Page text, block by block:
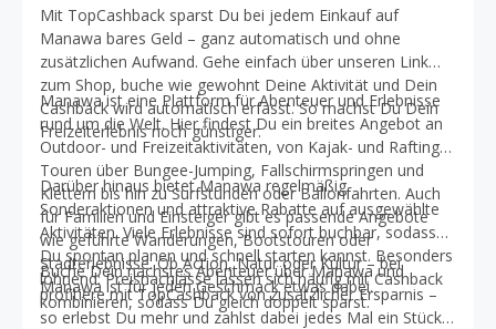
Mit TopCashback sparst Du bei jedem Einkauf auf
Manawa bares Geld – ganz automatisch und ohne
zusätzlichen Aufwand. Gehe einfach über unseren Link
zum Shop, buche wie gewohnt Deine Aktivität und Dein
Cashback wird automatisch erfasst. So machst Du Dein
Freizeiterlebnis noch günstiger.
Manawa ist eine Plattform für Abenteuer und Erlebnisse
rund um die Welt. Hier findest Du ein breites Angebot an
Outdoor- und Freizeitaktivitäten, von Kajak- und Rafting-
Touren über Bungee-Jumping, Fallschirmspringen und
Klettern bis hin zu Surfstunden oder Ballonfahrten. Auch
für Familien und Einsteiger gibt es passende Angebote
wie geführte Wanderungen, Bootstouren oder
Stadterlebnisse. Ob Action, Natur oder Kultur – bei
Manawa ist für jeden Geschmack etwas dabei.
Darüber hinaus bietet Manawa regelmäßig
Sonderaktionen und attraktive Rabatte auf ausgewählte
Aktivitäten. Viele Erlebnisse sind sofort buchbar, sodass
Du spontan planen und schnell starten kannst. Besonders
lohnend: Preisnachlässe lassen sich häufig mit Cashback
kombinieren, sodass Du gleich doppelt sparst.
Buche Dein nächstes Abenteuer über Manawa und
profitiere mit TopCashback von zusätzlicher Ersparnis –
so erlebst Du mehr und zahlst dabei jedes Mal ein Stück